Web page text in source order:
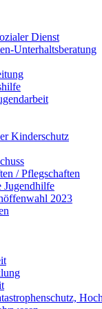
Dienst
Unterhaltsberatung
Kinderschutz
/ Pflegschaften
Jugendhilfe
2023